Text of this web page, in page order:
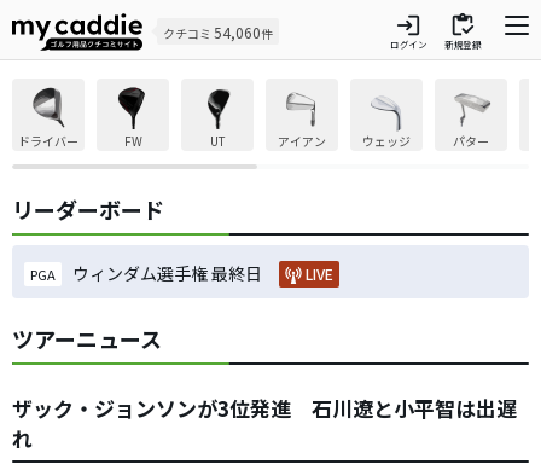
クチコミ 54,060件 login
ログイン
inventory
新規登録
ドライバー FW UT アイアン ウェッジ パター
リーダーボード
PGA ウィンダム選手権 最終日 LIVE
ツアーニュース
ザック・ジョンソンが3位発進 石川遼と小平智は出遅
れ